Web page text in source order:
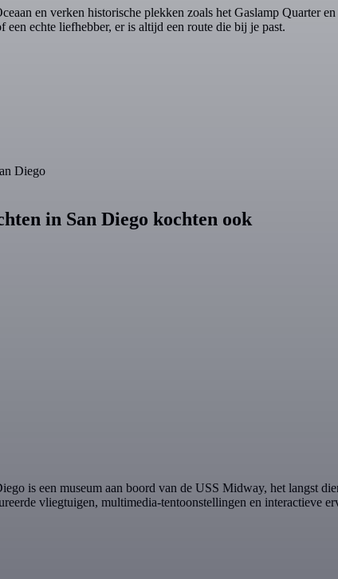
en verken historische plekken zoals het Gaslamp
een echte liefhebber, er is altijd een route die bij je past.
Diego
in San Diego kochten ook
is een museum aan boord van de USS Midway, het langst
vliegtuigen, multimedia-tentoonstellingen en interactieve